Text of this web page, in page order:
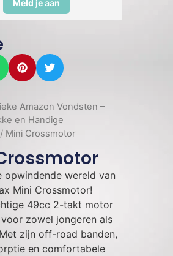
Meld je aan
Amazon Vondsten –
en Handige
/ Mini Crossmotor
opwindende wereld van
Mini Crossmotor!
49cc 2-takt motor
zowel jongeren als
zijn off-road banden,
en comfortabele